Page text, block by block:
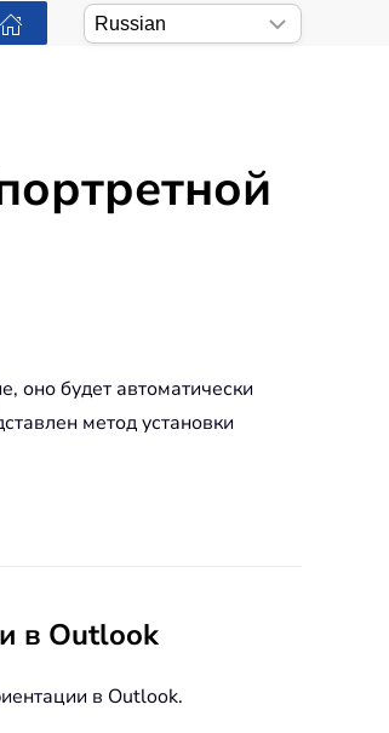
оно будет автоматически
метод установки
в Outlook
в Outlook.